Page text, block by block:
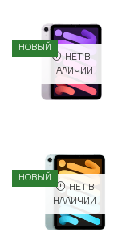
НОВЫЙ
НЕТ В
НАЛИЧИИ
НОВЫЙ
НЕТ В
НАЛИЧИИ